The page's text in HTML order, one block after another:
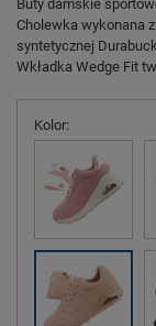
Buty damskie
Cholewka wykonana
syntetycznej
Wkładka Wedge Fit
Kolor